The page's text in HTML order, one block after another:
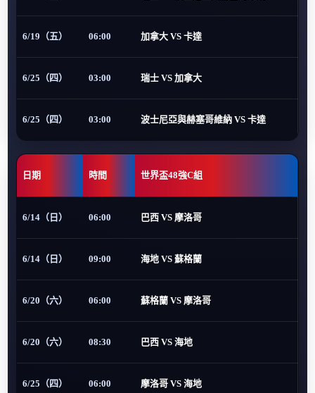
6/19（五） 06:00 加拿大 VS 卡達
6/25（四） 03:00 瑞士 VS 加拿大
6/25（四） 03:00 波士尼亞與赫塞哥維納 VS 卡達
日期 時間 世界盃48強C組
6/14（日） 06:00 巴西 VS 摩洛哥
6/14（日） 09:00 海地 VS 蘇格蘭
6/20（六） 06:00 蘇格蘭 VS 摩洛哥
6/20（六） 08:30 巴西 VS 海地
6/25（四） 06:00 摩洛哥 VS 海地